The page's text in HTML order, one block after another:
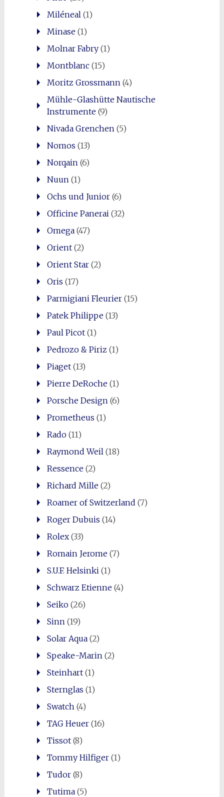
Miléneal (1)
Minase(1)
Molnar Fabry(1)
Montblanc(15)
Moritz Grossmann (4)
Mühle-Glashütte Nautische
Instrumente(9)
Nivada Grenchen (5)
Nomos (13)
Norqain (6)
Nuun (1)
Ochs und Junior(6)
Officine Panerai (32)
Omega(47)
Orient(2)
Orient Star(2)
Oris (17)
Parmigiani Fleurier(15)
Patek Philippe(13)
Paul Picot(1)
Pedrozo & Piriz (1)
Piaget(13)
Pierre DeRoche(1)
Porsche Design (6)
Prometheus (1)
Rado(11)
Raymond Weil (18)
Ressence(2)
Richard Mille(2)
Roamer of Switzerland (7)
Roger Dubuis (14)
Rolex(33)
Romain Jerome(7)
S.U.F. Helsinki (1)
Schwarz Etienne(4)
Seiko(26)
Sinn (19)
Solar Aqua(2)
Speake-Marin (2)
Steinhart(1)
Sternglas (1)
Swatch (4)
TAG Heuer(16)
Tissot(8)
Tommy Hilfiger(1)
Tudor(8)
Tutima(5)